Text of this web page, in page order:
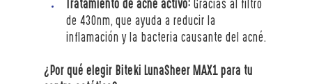
Tratamiento de acné activo: Gracias al filtro
de 430nm, que ayuda a reducir la
inflamación y la bacteria causante del acné.
¿Por qué elegir Biteki LunaSheer MAX1 para tu